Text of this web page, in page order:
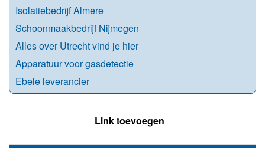
Isolatiebedrijf Almere
Schoonmaakbedrijf Nijmegen
Alles over Utrecht vind je hier
Apparatuur voor gasdetectie
Ebele leverancier
Link toevoegen